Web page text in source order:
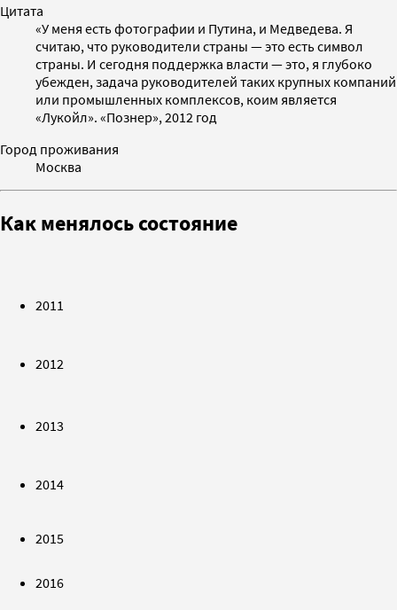
Цитата
«У меня есть фотографии и Путина, и Медведева. Я
считаю, что руководители страны — это есть символ
страны. И сегодня поддержка власти — это, я глубоко
убежден, задача руководителей таких крупных компаний
или промышленных комплексов, коим является
«Лукойл». «Познер», 2012 год
Город проживания
Москва
Как менялось состояние
2011
2012
2013
2014
2015
2016